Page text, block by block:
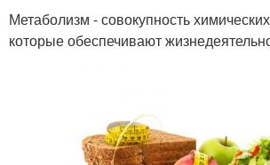
Метаболизм - совокупность
которые обеспечивают